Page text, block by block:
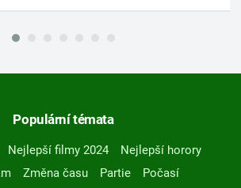
Populární témata
Nejlepší filmy 2024
Nejlepší horory
Změna času Partie
Počasí